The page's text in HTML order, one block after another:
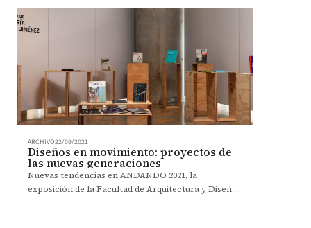
ARCHIVO22/09/2021
Diseños en movimiento: proyectos de
las nuevas generaciones
Nuevas tendencias en ANDANDO 2021, la
exposición de la Facultad de Arquitectura y Diseño